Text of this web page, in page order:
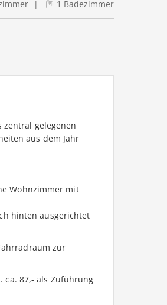
1 Badezimmer
zentral gelegenen
aus dem Jahr
Wohnzimmer mit
hinten ausgerichtet
zur
ca. 87,- als Zuführung